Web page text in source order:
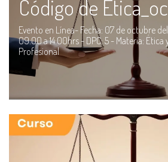
Código de
Evento en Línea- Fecha: 07 de octubre
09:00 a 14:00hrs - DPC: 5 - Materia: Ética
Profesional